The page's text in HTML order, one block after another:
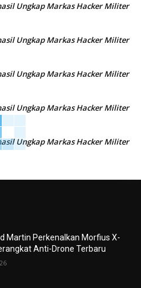
Ungkap Markas Hacker Militer
Ungkap Markas Hacker Militer
Ungkap Markas Hacker Militer
Ungkap Markas Hacker Militer
Ungkap Markas Hacker Militer
Martin Perkenalkan Morfius X-
Anti-Drone Terbaru